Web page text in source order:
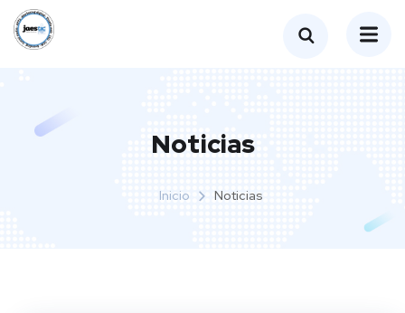
Noticias
Inicio Noticias